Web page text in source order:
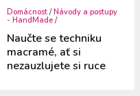
Domácnost /Návody a postupy
- HandMade /
Naučte se techniku
macramé, ať si
nezauzlujete si ruce